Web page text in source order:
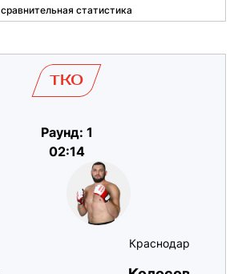
сравнительная статистика
TKO
Раунд: 1
02:14
Краснодар